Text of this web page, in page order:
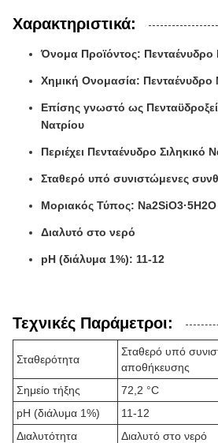
Χαρακτηριστικά:
Όνομα Προϊόντος: Πενταένυδρο
Χημική Ονομασία: Πενταένυδρο
Επίσης γνωστό ως
Νατρίου
Περιέχει Πενταένυδρο Σιληκικό
Σταθερό υπό συνιστώμενες
Μοριακός Τύπος: Na2SiO3·5H2O
Διαλυτό στο νερό
pH (διάλυμα 1%): 11-12
Τεχνικές Παράμετροι:
Σταθερότητα
Σταθερό υπό
αποθήκευσης
Σημείο τήξης
72,2 °C
pH (διάλυμα 1%)
11-12
Διαλυτότητα
Διαλυτό στο νερό